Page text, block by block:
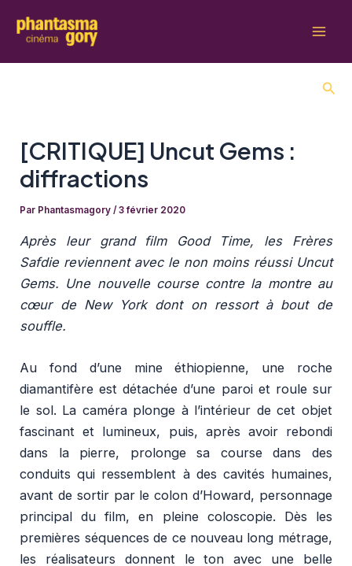
[CRITIQUE] Uncut Gems :
diffractions
Par Phantasmagory/3 février 2020
Après leur grand film Good Time, les Frères
Safdie reviennent avec le non moins réussi Uncut
Gems. Une nouvelle course contre la montre au
cœur de New York dont on ressort à bout de
souffle.
Au fond d’une mine éthiopienne, une roche
diamantifère est détachée d’une paroi et roule sur
le sol. La caméra plonge à l’intérieur de cet objet
fascinant et lumineux, puis, après avoir rebondi
dans la pierre, prolonge sa course dans des
conduits qui ressemblent à des cavités humaines,
avant de sortir par le colon d’Howard, personnage
principal du film, en pleine coloscopie. Dès les
premières séquences de ce nouveau long métrage,
les réalisateurs donnent le ton avec une belle